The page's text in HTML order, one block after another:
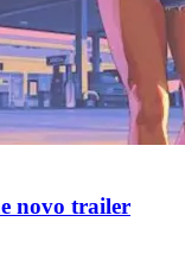
novo trailer